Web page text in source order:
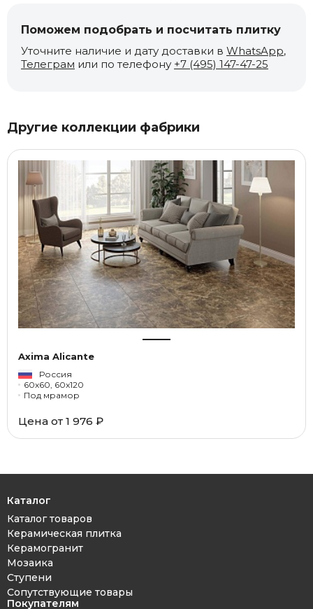
Поможем подобрать и посчитать плитку
Уточните наличие и дату доставки в WhatsApp,
Телеграм или по телефону +7 (495) 147-47-25
Другие коллекции фабрики
Axima Alicante
Россия
60x60, 60x120
Под мрамор
Цена от 1 976 ₽
Каталог
Каталог товаров
Керамическая плитка
Керамогранит
Мозаика
Ступени
Сопутствующие товары
Покупателям